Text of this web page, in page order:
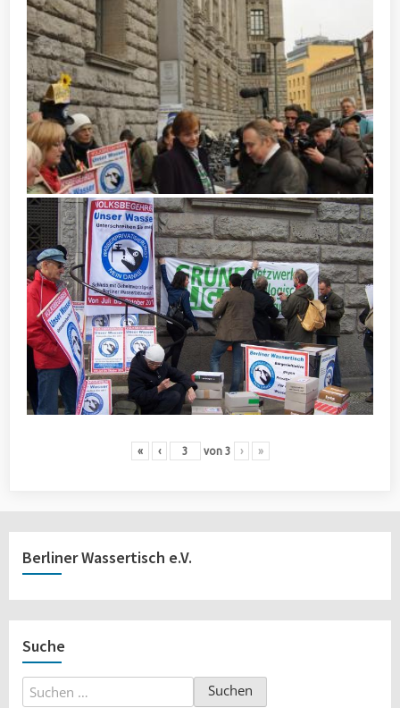
« ‹ von 3 › »
Berliner Wassertisch e.V.
Suche
Suchen